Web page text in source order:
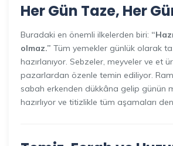
Her Gün Taze, Her
Buradaki en önemli ilkelerden biri:
olmaz.” Tüm yemekler günlük olarak
hazırlanıyor. Sebzeler, meyveler ve et
pazarlardan özenle temin ediliyor.
sabah erkenden dükkâna gelip günün
hazırlıyor ve titizlikle tüm aşamaları